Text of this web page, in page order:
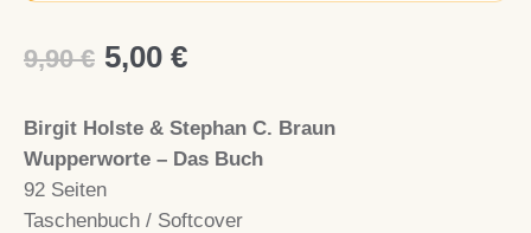
9,90 € Ursprünglicher
war:
9,90 €
5,00 €Aktueller
ist:
Birgit Holste & Stephan C. Braun
Wupperworte – Das Buch
92 Seiten
Taschenbuch / Softcover